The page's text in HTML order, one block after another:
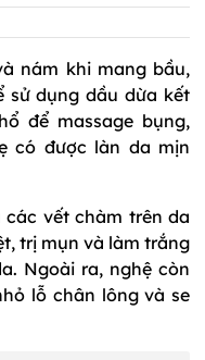
nám khi mang bầu,
sử dụng dầu dừa kết
để massage bụng,
có được làn da mịn
vết chàm trên da
trị mụn và làm trắng
Ngoài ra, nghệ còn
lỗ chân lông và se